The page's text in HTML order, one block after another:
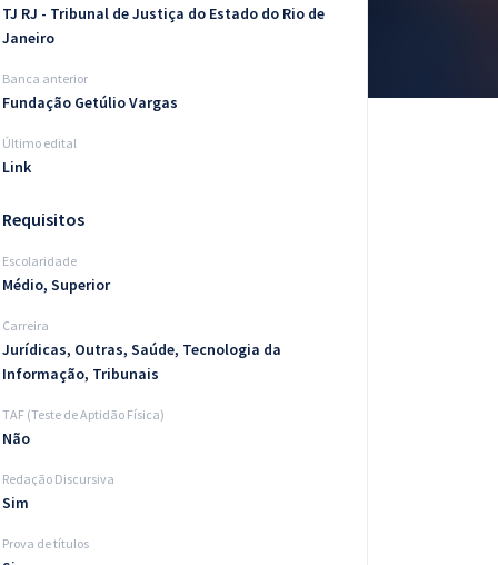
TJ RJ - Tribunal de Justiça do Estado do Rio de
Janeiro
Banca anterior
Fundação Getúlio Vargas
Último edital
Link
Requisitos
Escolaridade
Médio, Superior
Carreira
Jurídicas, Outras, Saúde, Tecnologia da
Informação, Tribunais
TAF (Teste de Aptidão Física)
Não
Redação Discursiva
Sim
Prova de títulos